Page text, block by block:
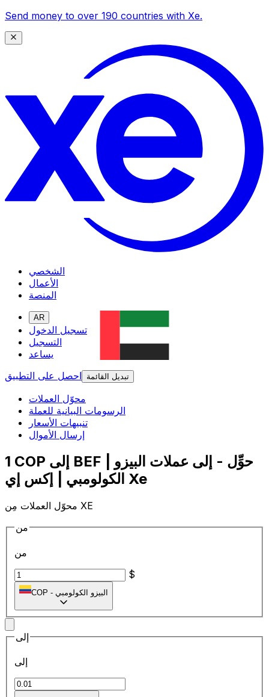
Send money to over 190 countries with Xe.
الشخصي
الأعمال
المنصة
AR
تسجيل الدخول
التسجيل
يساعد
احصل على التطبيق
تبديل القائمة
محوّل العملات
الرسومات البيانية للعملة
تنبيهات الأسعار
إرسال الأموال
1 COP إلى BEF | حوِّل - إلى عملات البيزو
الكولومبي | إكس إي Xe
محوّل العملات مِن XE
من
من
$
COP - البيزو الكولومبي
إلى
إلى